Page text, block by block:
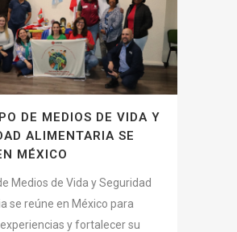
DE MEDIOS DE VIDA Y
ALIMENTARIA SE
MÉXICO
Medios de Vida y Seguridad
se reúne en México para
y fortalecer su